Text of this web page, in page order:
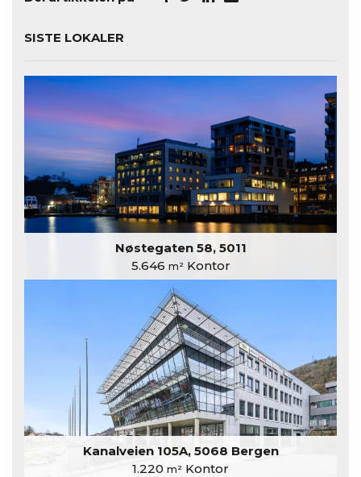
SISTE LOKALER
Nøstegaten 58, 5011
5.646 m²Kontor
Kanalveien 105A, 5068 Bergen
1.220 m² Kontor